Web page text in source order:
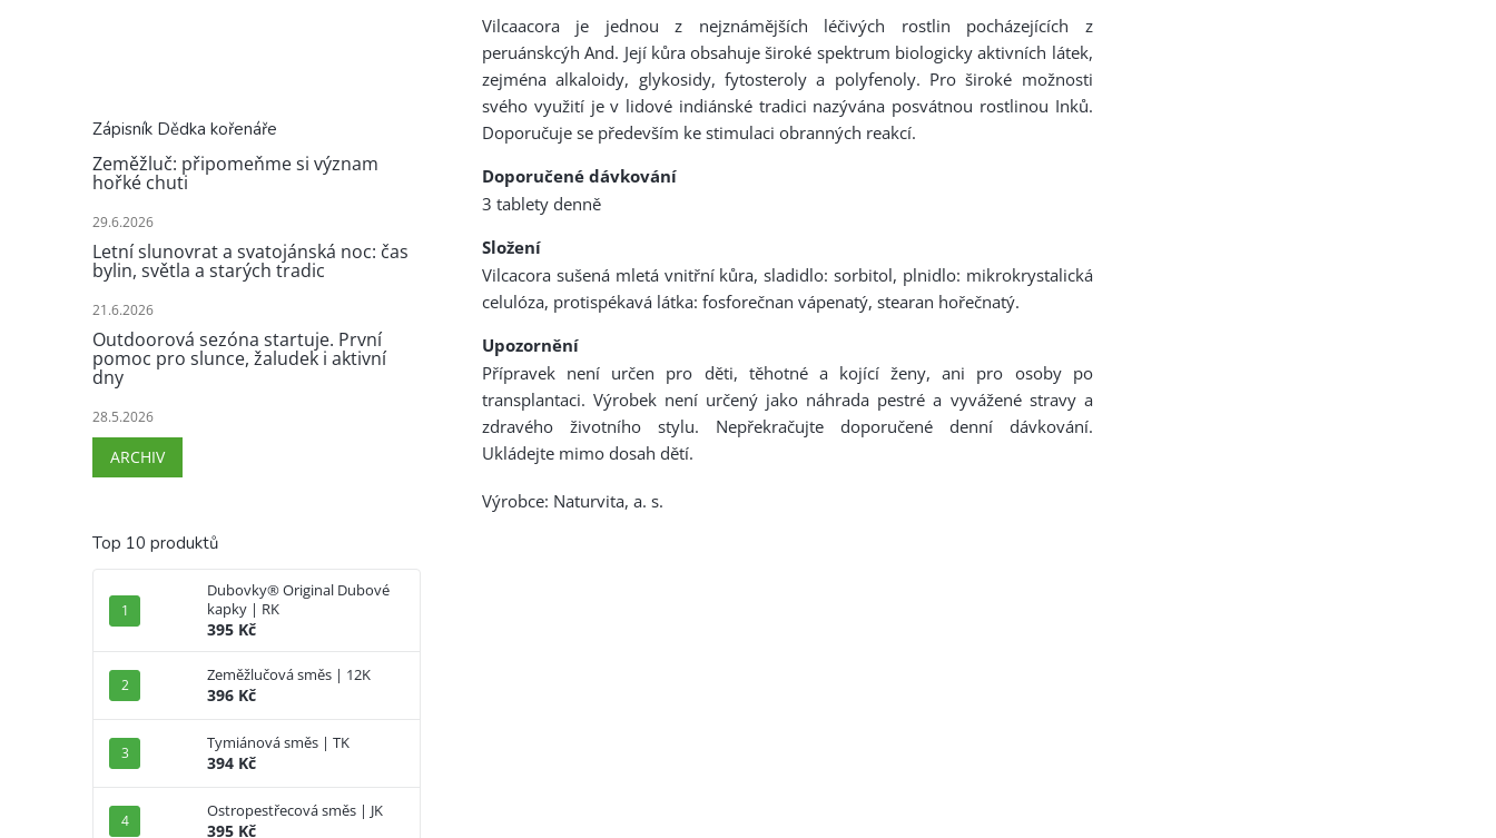
Zápisník Dědka kořenáře
Zeměžluč: připomeňme si význam
hořké chuti
29.6.2026
Letní slunovrat a svatojánská noc: čas
bylin, světla a starých tradic
21.6.2026
Outdoorová sezóna startuje. První
pomoc pro slunce, žaludek i aktivní
dny
28.5.2026
ARCHIV
Top 10 produktů
Dubovky® Original Dubové
kapky | RK
395 Kč
Zeměžlučová směs | 12K
396 Kč
Tymiánová směs | TK
394 Kč
Ostropestřecová směs | JK
395 Kč
Vilcaacora je jednou z nejznámějších léčivých rostlin pocházejících z
peruánskcýh And. Její kůra obsahuje široké spektrum biologicky aktivních látek,
zejména alkaloidy, glykosidy, fytosteroly a polyfenoly. Pro široké možnosti
svého využití je v lidové indiánské tradici nazývána posvátnou rostlinou Inků.
Doporučuje se především ke stimulaci obranných reakcí.
Doporučené dávkování
3 tablety denně
Složení
Vilcacora sušená mletá vnitřní kůra, sladidlo: sorbitol, plnidlo: mikrokrystalická
celulóza, protispékavá látka: fosforečnan vápenatý, stearan hořečnatý.
Upozornění
Přípravek není určen pro děti, těhotné a kojící ženy, ani pro osoby po
transplantaci. Výrobek není určený jako náhrada pestré a vyvážené stravy a
zdravého životního stylu. Nepřekračujte doporučené denní dávkování.
Ukládejte mimo dosah dětí.
Výrobce: Naturvita, a. s.